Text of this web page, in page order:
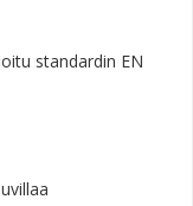
standardin EN